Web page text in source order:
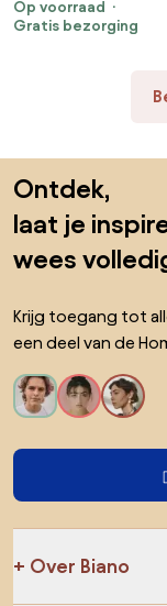
Op voorraad
Gratis bezorging
Ontdek,
laat je
wees
Krijg toegang tot
een deel van de
Over Biano